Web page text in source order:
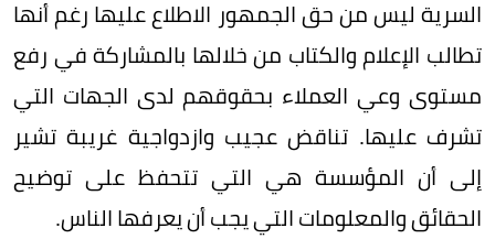
السرية ليس من حق الجمهور الاطلاع عليها رغم أنها
تطالب الإعلام والكتاب من خلالها بالمشاركة في رفع
مستوى وعي العملاء بحقوقهم لدى الجهات التي
تشرف عليها. تناقض عجيب وازدواجية غريبة تشير
إلى أن المؤسسة هي التي تتحفظ على توضيح
الحقائق والمعلومات التي يجب أن يعرفها الناس.